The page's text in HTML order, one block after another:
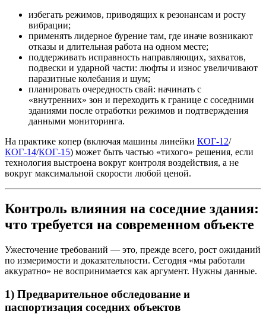
избегать режимов, приводящих к резонансам и росту
вибрации;
применять лидерное бурение там, где иначе возникают
отказы и длительная работа на одном месте;
поддерживать исправность направляющих, захватов,
подвески и ударной части: люфты и износ увеличивают
паразитные колебания и шум;
планировать очередность свай: начинать с
«внутренних» зон и переходить к границе с соседними
зданиями после отработки режимов и подтверждения
данными мониторинга.
На практике копер (включая машины линейки КОГ-12/
КОГ-14/КОГ-15) может быть частью «тихого» решения, если
технология выстроена вокруг контроля воздействия, а не
вокруг максимальной скорости любой ценой.
Контроль влияния на соседние здания:
что требуется на современном объекте
Ужесточение требований — это, прежде всего, рост ожиданий
по измеримости и доказательности. Сегодня «мы работали
аккуратно» не воспринимается как аргумент. Нужны данные.
1) Предварительное обследование и
паспортизация соседних объектов